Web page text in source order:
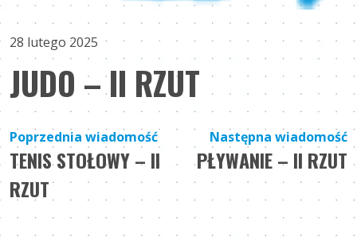
28 lutego 2025
JUDO – II RZUT
Nawigacja
wpisu
Poprzednia wiadomość
TENIS STOŁOWY – II
RZUT
Następna wiadomość
PŁYWANIE – II RZUT